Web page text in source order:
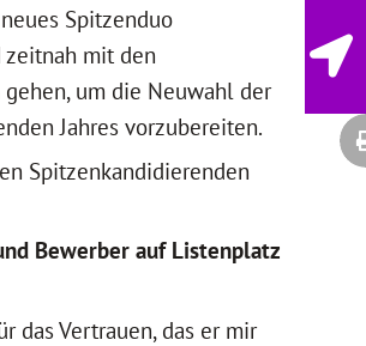
Spitzenduo
zeitnah mit den
um die Neuwahl der
Jahres vorzubereiten.
Spitzenkandidierenden
Bewerber auf Listenplatz
das Vertrauen, das er mir